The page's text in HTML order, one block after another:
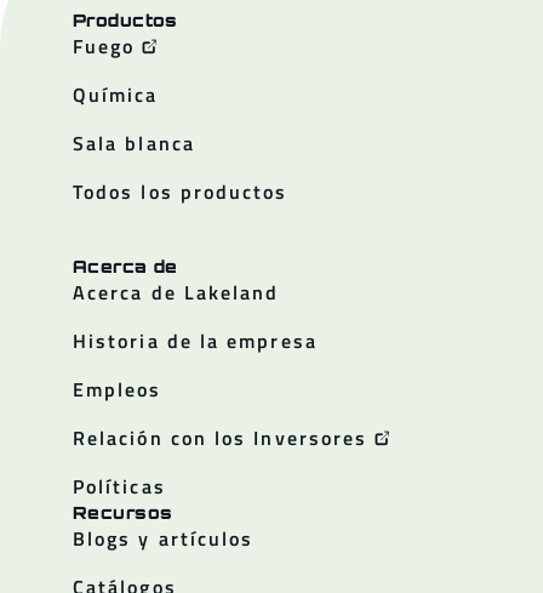
Productos
Fuego
Química
Sala blanca
Todos los productos
Acerca de
Acerca de Lakeland
Historia de la empresa
Empleos
Relación con los Inversores
Políticas
Recursos
Blogs y artículos
Catálogos